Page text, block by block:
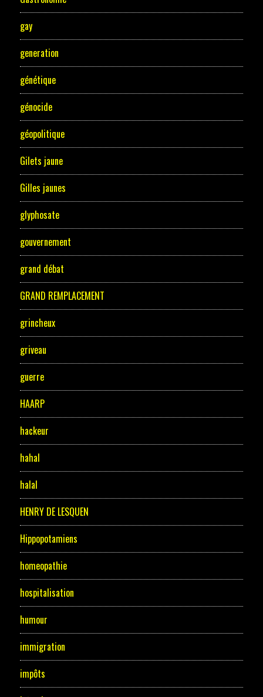
gay
generation
génétique
génocide
géopolitique
Gilets jaune
Gilles jaunes
glyphosate
gouvernement
grand débat
GRAND REMPLACEMENT
grincheux
griveau
guerre
HAARP
hackeur
hahal
halal
HENRY DE LESQUEN
Hippopotamiens
homeopathie
hospitalisation
humour
immigration
impôts